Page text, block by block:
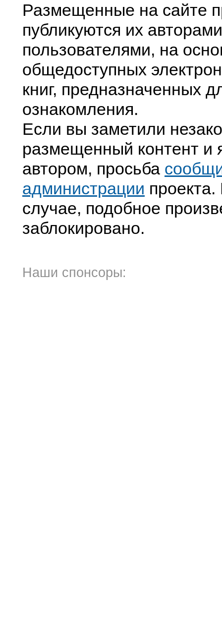
Размещенные на сайте
публикуются их
пользователями, на
общедоступных
книг, предназначенных
ознакомления.
Если вы заметили
размещенный контент и
автором, просьба
администрации
случае, подобное
заблокировано.
Наши спонсоры: